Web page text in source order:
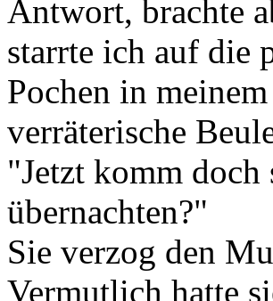
Antwort, brachte
starrte ich auf die
Pochen in
verräterische
"Jetzt komm
übernachten?"
Sie verzog den
Vermutlich hatte